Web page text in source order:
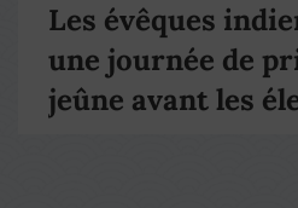
Les évêques
une journée de
jeûne avant les